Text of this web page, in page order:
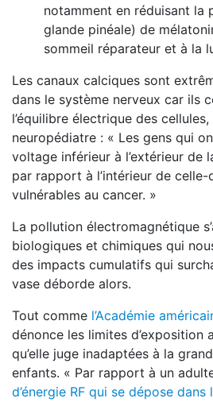
notamment en réduisant la
glande pinéale) de
sommeil réparateur et à la
Les canaux calciques sont
dans le système nerveux car ils
l’équilibre électrique des
neuropédiatre : « Les gens qui
voltage inférieur à l’extérieur de
par rapport à l’intérieur de
vulnérables au cancer. »
La pollution électromagnétique
biologiques et chimiques qui
des impacts cumulatifs qui
vase déborde alors.
Tout comme l’Académie
dénonce les limites d’exposition
qu’elle juge inadaptées à la
enfants. « Par rapport à un
d’énergie RF qui se dépose dans